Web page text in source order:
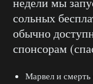
сольных
обычно
спонсорам
Марвел и